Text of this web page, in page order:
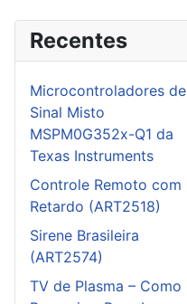
Recentes
Microcontroladores de
Sinal Misto
MSPM0G352x-Q1 da
Texas Instruments
Controle Remoto com
Retardo (ART2518)
Sirene Brasileira
(ART2574)
TV de Plasma – Como